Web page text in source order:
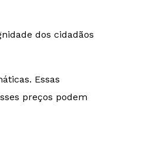
dos cidadãos
Essas
preços podem